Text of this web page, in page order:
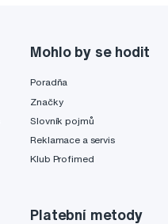
Mohlo by se hodit
Poradňa
Značky
Slovník pojmů
Reklamace a servis
Klub Profimed
Platební metody